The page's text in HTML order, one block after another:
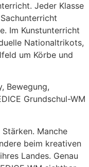
Jeder Klasse
Im Kunstunterricht
Nationaltrikots,
um Körbe und
Bewegung,
Grundschul-WM
Manche
beim kreativen
Landes. Genau